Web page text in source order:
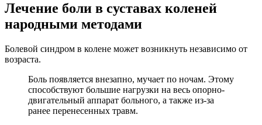
Лечение боли в суставах коленей
народными методами
Болевой синдром в колене может возникнуть независимо от
возраста.
Боль появляется внезапно, мучает по ночам. Этому
способствуют большие нагрузки на весь опорно-
двигательный аппарат больного, а также из-за
ранее перенесенных травм.